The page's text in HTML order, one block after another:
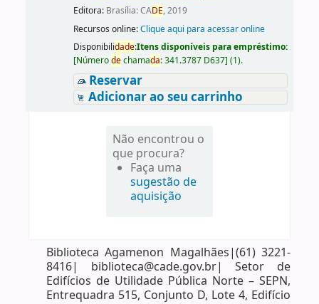
Editora: Brasília: CADE, 2019
Recursos online:Clique aqui para acessar online
Disponibilidade:Itens disponíveis para empréstimo:
[Númerodechamada:341.3787 D637] (1).
Reservar
Adicionar ao seu carrinho
Não encontrou o
que procura?
Faça uma
sugestão de
aquisição
Biblioteca Agamenon Magalhães|(61) 3221-
8416| biblioteca@cade.gov.br| Setor de
Edifícios de Utilidade Pública Norte – SEPN,
Entrequadra 515, Conjunto D, Lote 4, Edifício